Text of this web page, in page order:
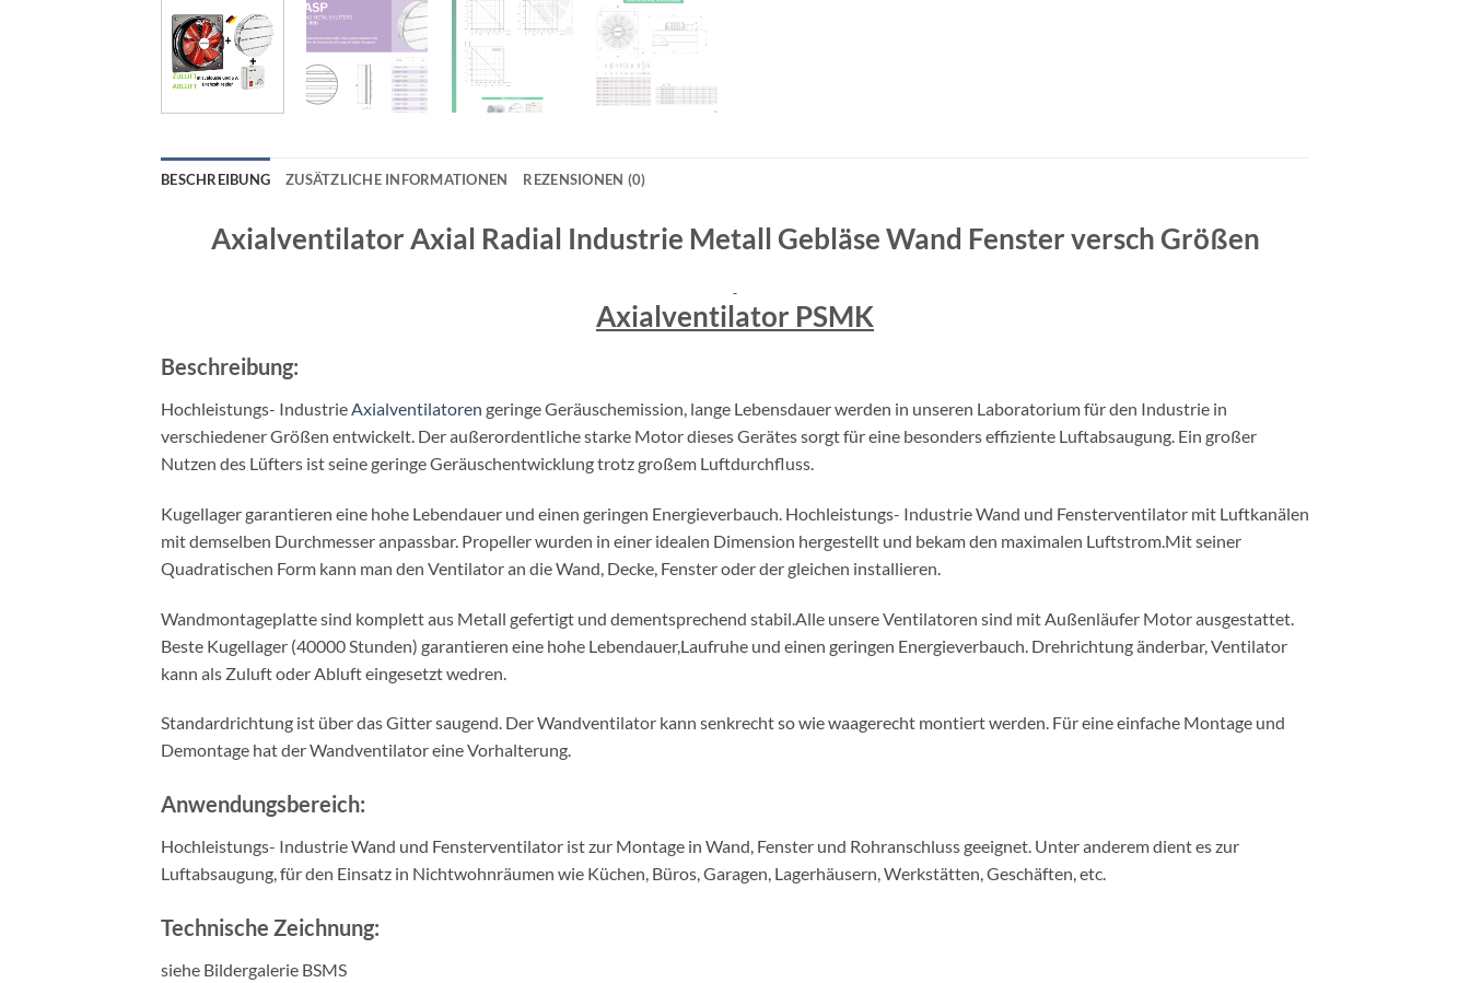
BESCHREIBUNG ZUSÄTZLICHE INFORMATIONEN REZENSIONEN (0)
Axialventilator Axial Radial Industrie Metall Gebläse Wand Fenster versch Größen
Axialventilator PSMK
Beschreibung:
Hochleistungs- IndustrieAxialventilatoren geringe Geräuschemission, lange Lebensdauer werden in unseren Laboratorium für den Industrie in
verschiedener Größen entwickelt. Der außerordentliche starke Motor dieses Gerätes sorgt für eine besonders effiziente Luftabsaugung. Ein großer
Nutzen des Lüfters ist seine geringe Geräuschentwicklung trotz großem Luftdurchfluss.
Kugellager garantieren eine hohe Lebendauer und einen geringen Energieverbauch. Hochleistungs- Industrie Wand und Fensterventilator mit Luftkanälen
mit demselben Durchmesser anpassbar. Propeller wurden in einer idealen Dimension hergestellt und bekam den maximalen Luftstrom.Mit seiner
Quadratischen Form kann man den Ventilator an die Wand, Decke, Fenster oder der gleichen installieren.
Wandmontageplatte sind komplett aus Metall gefertigt und dementsprechend stabil.Alle unsere Ventilatoren sind mit Außenläufer Motor ausgestattet.
Beste Kugellager (40000 Stunden) garantieren eine hohe Lebendauer,Laufruhe und einen geringen Energieverbauch. Drehrichtung änderbar, Ventilator
kann als Zuluft oder Abluft eingesetzt wedren.
Standardrichtung ist über das Gitter saugend. Der Wandventilator kann senkrecht so wie waagerecht montiert werden. Für eine einfache Montage und
Demontage hat der Wandventilator eine Vorhalterung.
Anwendungsbereich:
Hochleistungs- Industrie Wand und Fensterventilator ist zur Montage in Wand, Fenster und Rohranschluss geeignet. Unter anderem dient es zur
Luftabsaugung, für den Einsatz in Nichtwohnräumen wie Küchen, Büros, Garagen, Lagerhäusern, Werkstätten, Geschäften, etc.
Technische Zeichnung:
siehe Bildergalerie BSMS